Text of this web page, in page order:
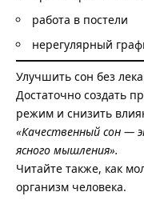
работа в постели
нерегулярный
Улучшить сон без
Достаточно создать
режим и снизить
«Качественный сон —
ясного мышления».
Читайте также, как
организм человека.